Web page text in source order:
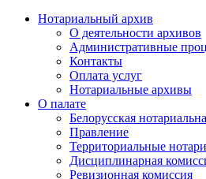
Нотариальный архив
О деятельности архивов
Административные
Контакты
Оплата услуг
Нотариальные архивы
О палате
Белорусская
Правление
Территориальные
Дисциплинарная
Ревизионная комиссия